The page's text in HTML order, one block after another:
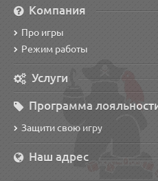
Компания
Про игры
Режим работы
Услуги
Программа
Защити свою игру
Наш адрес